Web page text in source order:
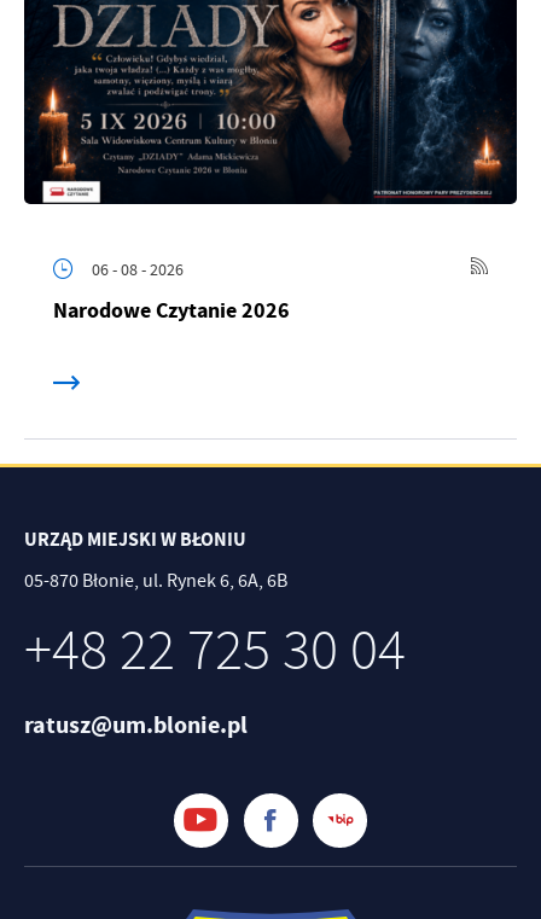
06 - 08 - 2026
Narodowe Czytanie 2026
URZĄD MIEJSKI W BŁONIU
05-870 Błonie, ul. Rynek 6, 6A, 6B
+48 22 725 30 04
ratusz@um.blonie.pl